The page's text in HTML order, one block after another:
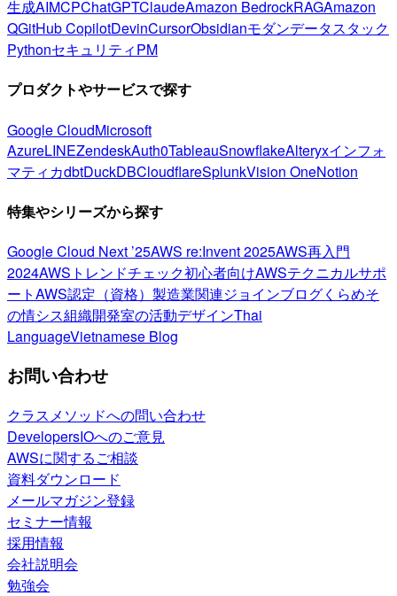
生成AIMCPChatGPTClaudeAmazon BedrockRAGAmazon
QGitHub CopilotDevinCursorObsidianモダンデータスタック
PythonセキュリティPM
プロダクトやサービスで探す
Google CloudMicrosoft
AzureLINEZendeskAuth0TableauSnowflakeAlteryxインフォ
マティカdbtDuckDBCloudflareSplunkVision OneNotion
特集やシリーズから探す
Google Cloud Next ’25AWS re:Invent 2025AWS再入門
2024AWSトレンドチェック初心者向けAWSテクニカルサポ
ートAWS認定（資格） 製造業関連ジョインブログくらめそ
の情シス組織開発室の活動デザインThai
LanguageVietnamese Blog
お問い合わせ
クラスメソッドへの問い合わせ
DevelopersIOへのご意見
AWSに関するご相談
資料ダウンロード
メールマガジン登録
セミナー情報
採用情報
会社説明会
勉強会